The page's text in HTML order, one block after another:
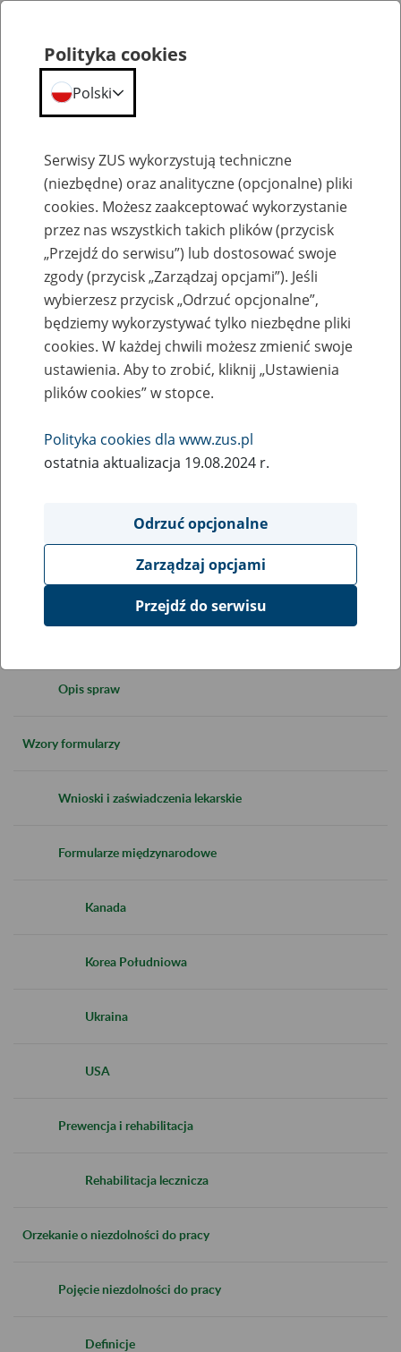
Lekarze
Elektroniczne zaświadczenia lekarskie e-ZLA - dla lekarza
Elektroniczne zaświadczenia lekarskie e-ZLA - dla
Asystenta Medycznego
Opis spraw
Wzory formularzy
Wnioski i zaświadczenia lekarskie
Formularze międzynarodowe
Kanada
Korea Południowa
Ukraina
USA
Prewencja i rehabilitacja
Rehabilitacja lecznicza
Orzekanie o niezdolności do pracy
Pojęcie niezdolności do pracy
Definicje
Polityka cookies
Polski
Serwisy ZUS wykorzystują techniczne
(niezbędne) oraz analityczne (opcjonalne) pliki
cookies. Możesz zaakceptować wykorzystanie
przez nas wszystkich takich plików (przycisk
„Przejdź do serwisu”) lub dostosować swoje
zgody (przycisk „Zarządzaj opcjami”). Jeśli
wybierzesz przycisk „Odrzuć opcjonalne”,
będziemy wykorzystywać tylko niezbędne pliki
cookies. W każdej chwili możesz zmienić swoje
ustawienia. Aby to zrobić, kliknij „Ustawienia
plików cookies” w stopce.
Polityka cookies dla www.zus.pl
ostatnia aktualizacja 19.08.2024 r.
Odrzuć opcjonalne
Zarządzaj opcjami
Przejdź do serwisu